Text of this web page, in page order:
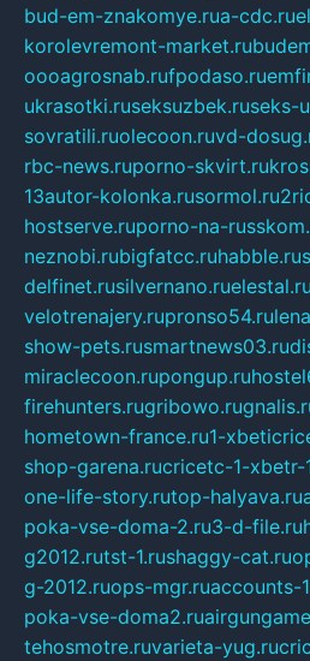
bud-em-znakomye.rua-cdc.ru
korolevremont-market.ru
oooagrosnab.rufpodaso.ru
ukrasotki.ruseksuzbek.ruseks-
sovratili.ruolecoon.ruvd-
rbc-news.ruporno-skvirt.ru
13autor-kolonka.rusormol.ru
hostserve.ruporno-na-
neznobi.rubigfatcc.ruhabble.ru
delfinet.rusilvernano.ruelestal.ru
velotrenajery.rupronso54.ru
show-pets.rusmartnews03.ru
miraclecoon.rupongup.ru
firehunters.rugribowo.ru
hometown-france.ru1-
shop-garena.rucricetc-1-xbetr-
one-life-story.rutop-halyava.ru
poka-vse-doma-2.ru3-d-file.ru
g2012.rutst-1.rushaggy-cat.ru
g-2012.ruops-mgr.ruaccounts-
poka-vse-doma2.ru
tehosmotre.ruvarieta-yug.ru